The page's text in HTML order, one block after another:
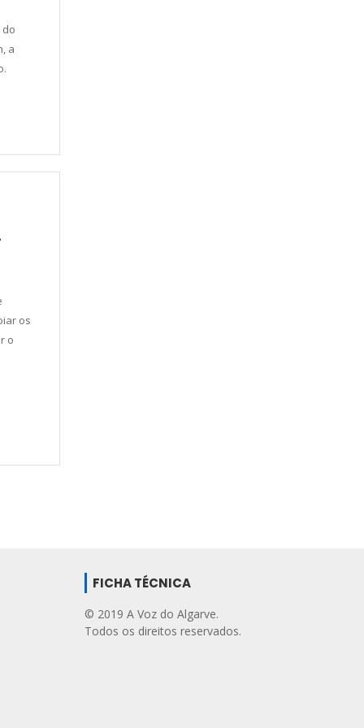
a
os
o
FICHA TÉCNICA
© 2019 A Voz do Algarve.
Todos os direitos reservados.